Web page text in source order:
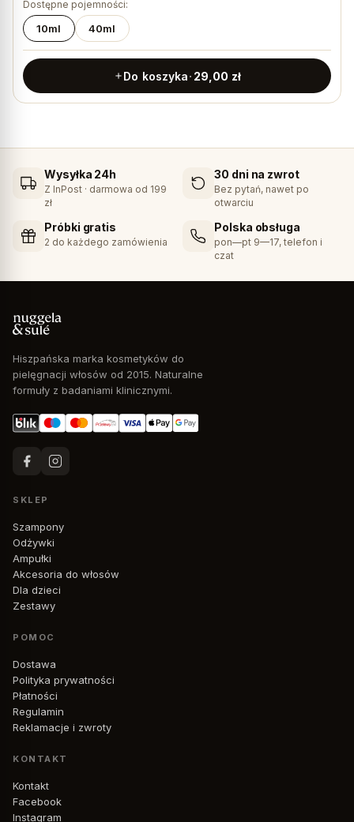
Dostępne pojemności:
10ml 40ml
Do koszyka 29,00 zł
Wysyłka 24h
Z InPost · darmowa od 199
zł
30 dni na zwrot
Bez pytań, nawet po
otwarciu
Próbki gratis
2 do każdego zamówienia
Polska obsługa
pon—pt 9—17, telefon i
czat
Hiszpańska marka kosmetyków do
pielęgnacji włosów od 2015. Naturalne
formuły z badaniami klinicznymi.
SKLEP
Szampony
Odżywki
Ampułki
Akcesoria do włosów
Dla dzieci
Zestawy
POMOC
Dostawa
Polityka prywatności
Płatności
Regulamin
Reklamacje i zwroty
KONTAKT
Kontakt
Facebook
Instagram